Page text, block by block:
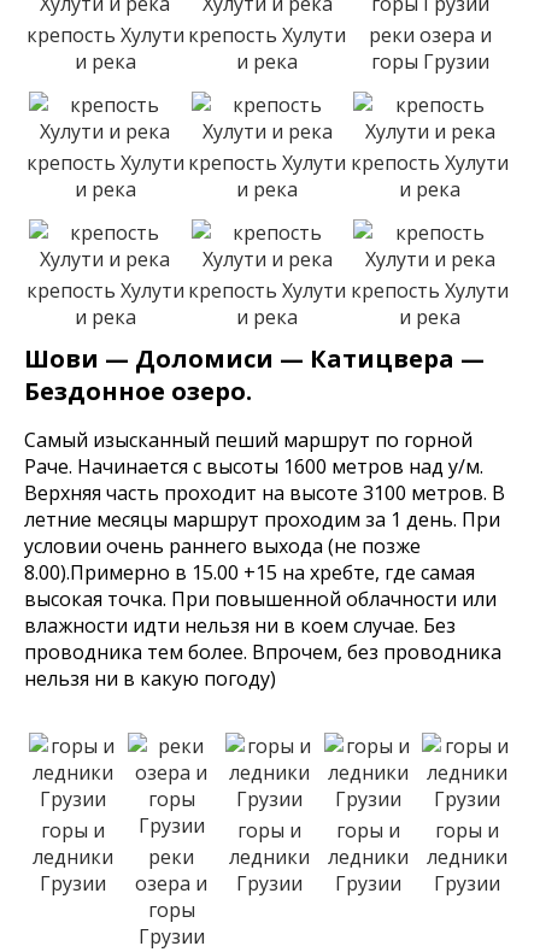
крепость Хулути
и река
крепость Хулути
и река
реки озера и
горы Грузии
крепость Хулути
и река
крепость Хулути
и река
крепость Хулути
и река
крепость Хулути
и река
крепость Хулути
и река
крепость Хулути
и река
Шови — Доломиси — Катицвера —
Бездонное озеро.
Самый изысканный пеший маршрут по горной
Раче. Начинается с высоты 1600 метров над у/м.
Верхняя часть проходит на высоте 3100 метров. В
летние месяцы маршрут проходим за 1 день. При
условии очень раннего выхода (не позже
8.00).Примерно в 15.00 +15 на хребте, где самая
высокая точка. При повышенной облачности или
влажности идти нельзя ни в коем случае. Без
проводника тем более. Впрочем, без проводника
нельзя ни в какую погоду)
горы и
ледники
Грузии
реки
озера и
горы
Грузии
горы и
ледники
Грузии
горы и
ледники
Грузии
горы и
ледники
Грузии